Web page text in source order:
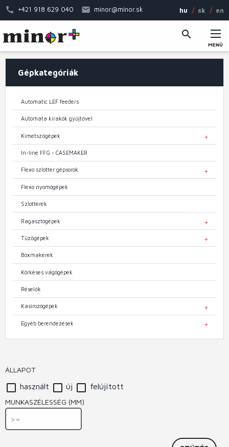
tartalomra
+421 918 629 040 minor@minor.sk hu sk en
navigáció
MENÜ
ÁLLAPOT
használt új felújított
MUNKASZÉLESSÉG (MM)
Gépkategóriák
Automatic LEF feeders
Automata kirakók gyűjtővel
Kimetszőgépek
In-line FFG - CASEMAKER
Flexo szlotter gépsorok
Flexo nyomógépek
Szlotterek
Ragasztógépek
Tűzőgépek
Boxmakerek
Körkéses vágógépek
Réselők
Kasírozógépek
Egyéb berendezések